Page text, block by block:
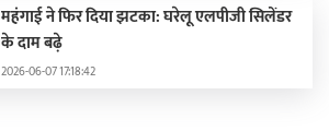
महंगाई ने फिर दिया झटका: घरेलू एलपीजी सिलेंडर
के दाम बढ़े
2026-06-07 17:18:42